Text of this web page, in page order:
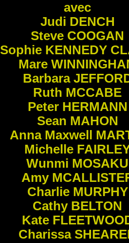
avec
Judi DENCH
Steve COOGAN
Sophie KENNEDY
Mare
Barbara
Ruth MCCABE
Peter HERMANN
Sean MAHON
Anna Maxwell
Michelle
Wunmi MOSAKU
Amy
Charlie MURPHY
Cathy BELTON
Kate
Charissa